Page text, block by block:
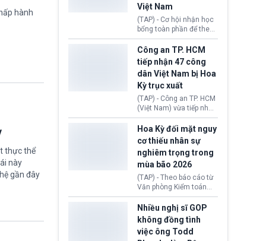
hành
thực thể
này
gần đây
tín hiệu ngoại giao tích
cực này lập tức tác động
đến thị trường năng
lượng, kéo giá dầu thế
giới lùi sâu xuống dưới
mức 80 USD/thùng.
Việt Nam
(TAP) - Cơ hội nhận học
bổng toàn phần để theo
học chương trình thạc sĩ
tại Vương quốc Anh đã
chính thức quay trở lại.
Học bổng Chevening
2027/28 của Chính phủ
Anh vừa mở cổng ứng
tuyển dành riêng ứng
viên Việt Nam, hỗ trợ
toàn bộ chi phí học tập
cùng nhiều quyền lợi
trong suốt một năm
học.
Công an TP. HCM
tiếp nhận 47 công
dân Việt Nam bị Hoa
Kỳ trục xuất
(TAP) - Công an TP. HCM
(Việt Nam) vừa tiếp nhận
47 công dân Việt Nam bị
Hoa Kỳ trục xuất về
nước. Đây là đợt có số
lượng lớn nhất từ đầu
năm 2026 đến nay, phản
ánh xu hướng gia tăng
các trường hợp trục
xuất.
Hoa Kỳ đối mặt nguy
cơ thiếu nhân sự
nghiêm trọng trong
mùa bão 2026
(TAP) - Theo báo cáo từ
Văn phòng Kiểm toán
Chính phủ (GAO), Cơ
quan Quản lý Khẩn cấp
Liên bang (FEMA) thuộc
Bộ An ninh Nội địa Hoa
Kỳ (DHS) đang đối mặt
Nhiều nghị sĩ GOP
không đồng tình
việc ông Todd